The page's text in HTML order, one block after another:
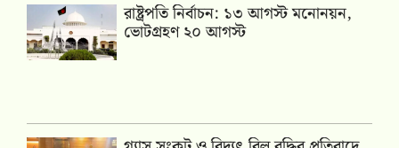
রাষ্ট্রপতি নির্বাচন: ১৩ আগস্ট মনোনয়ন,
ভোটগ্রহণ ২০ আগস্ট